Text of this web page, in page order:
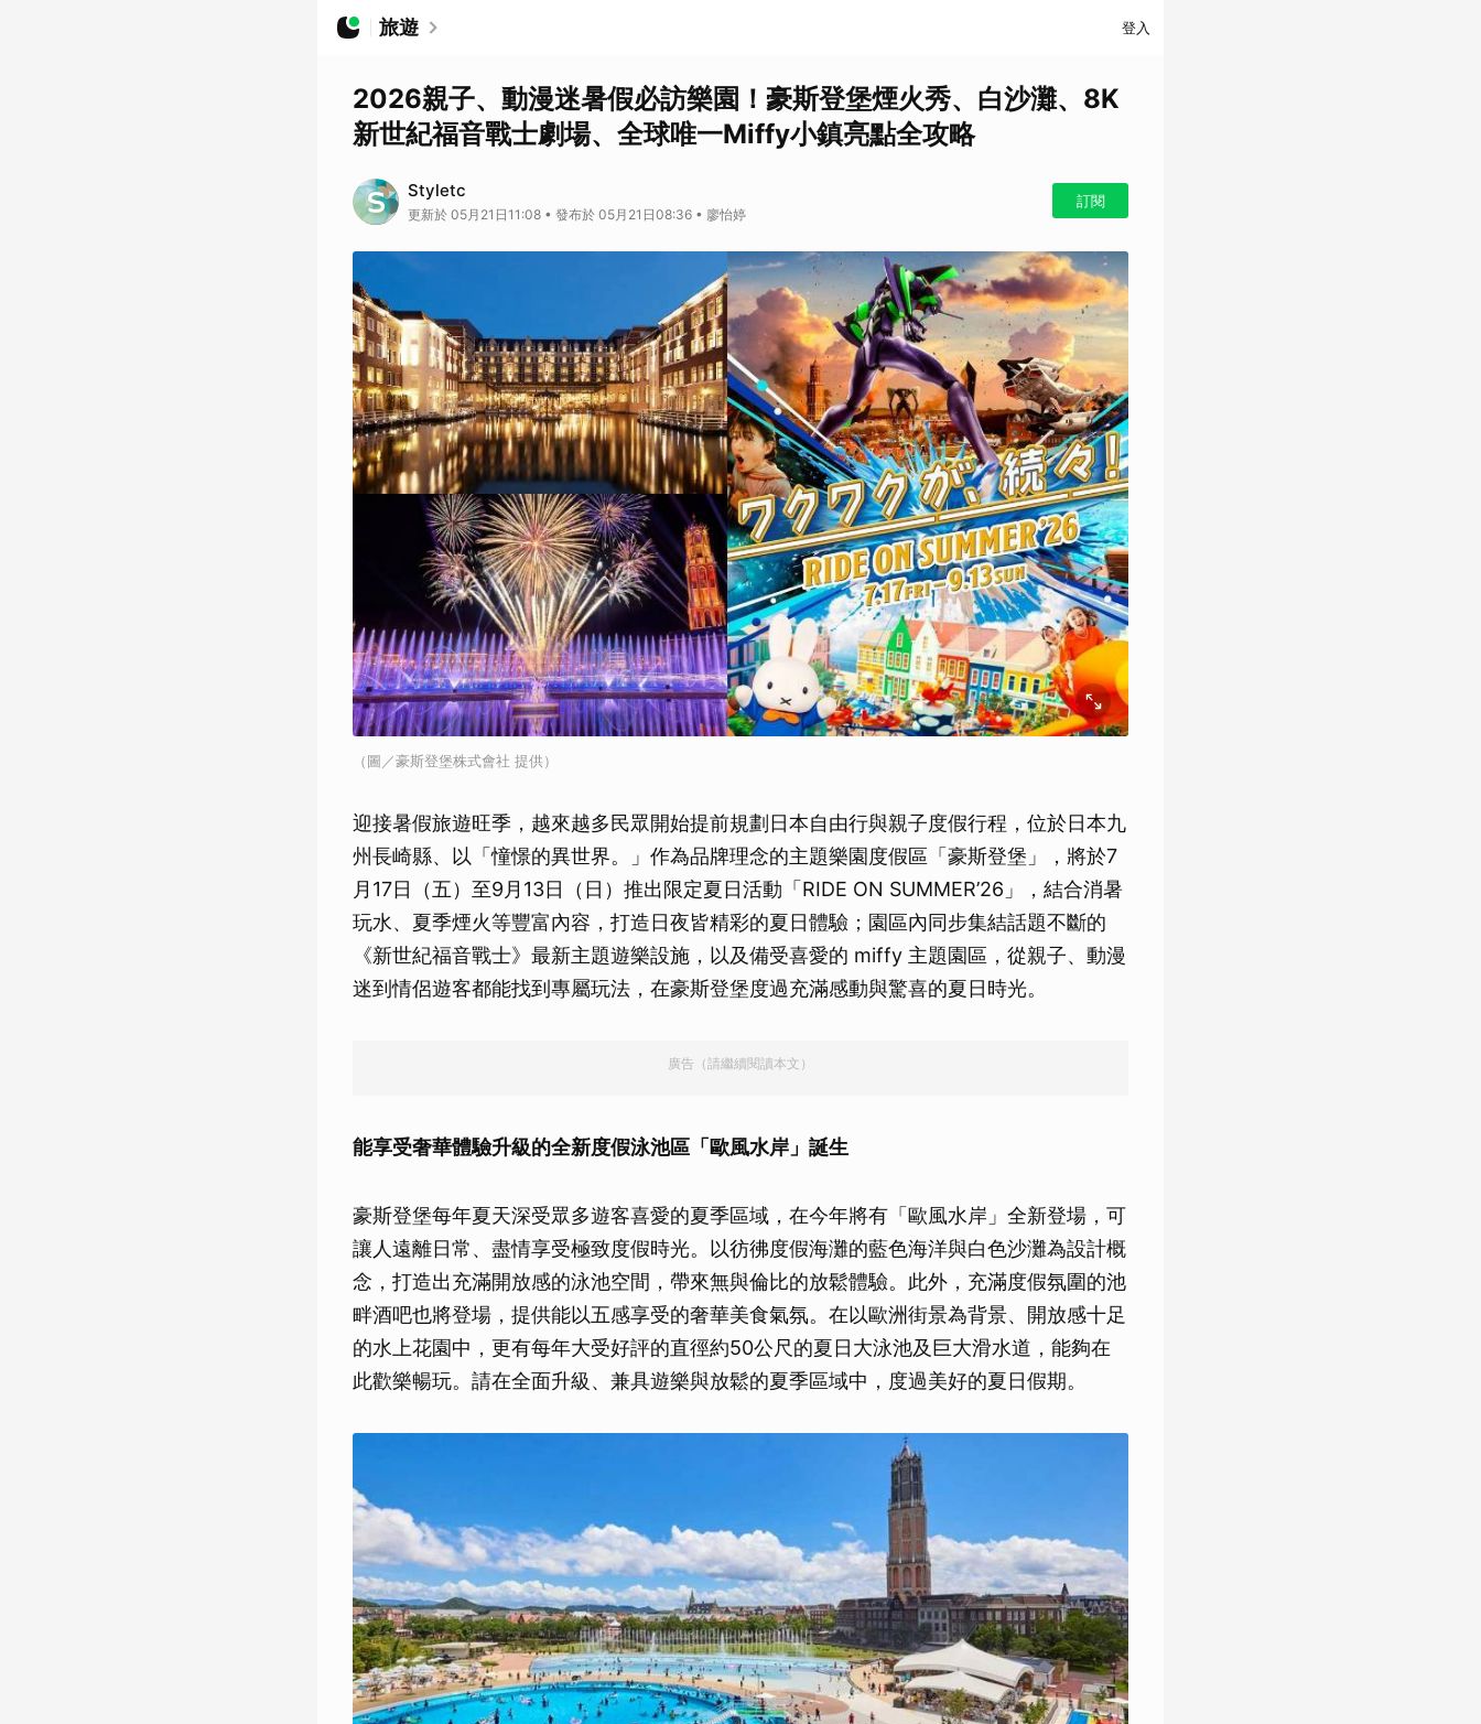
旅遊 登入
2026親子、動漫迷暑假必訪樂園！豪斯登堡煙火秀、白沙灘、8K
新世紀福音戰士劇場、全球唯一Miffy小鎮亮點全攻略
Styletc
更新於 05月21日11:08 • 發布於 05月21日08:36 • 廖怡婷
訂閱
（圖／豪斯登堡株式會社 提供）
迎接暑假旅遊旺季，越來越多民眾開始提前規劃日本自由行與親子度假行程，位於日本九
州長崎縣、以「憧憬的異世界。」作為品牌理念的主題樂園度假區「豪斯登堡」，將於7
月17日（五）至9月13日（日）推出限定夏日活動「RIDE ON SUMMER’26」，結合消暑
玩水、夏季煙火等豐富內容，打造日夜皆精彩的夏日體驗；園區內同步集結話題不斷的
《新世紀福音戰士》最新主題遊樂設施，以及備受喜愛的 miffy 主題園區，從親子、動漫
迷到情侶遊客都能找到專屬玩法，在豪斯登堡度過充滿感動與驚喜的夏日時光。
廣告（請繼續閱讀本文）
能享受奢華體驗升級的全新度假泳池區「歐風水岸」誕生
豪斯登堡每年夏天深受眾多遊客喜愛的夏季區域，在今年將有「歐風水岸」全新登場，可
讓人遠離日常、盡情享受極致度假時光。以彷彿度假海灘的藍色海洋與白色沙灘為設計概
念，打造出充滿開放感的泳池空間，帶來無與倫比的放鬆體驗。此外，充滿度假氛圍的池
畔酒吧也將登場，提供能以五感享受的奢華美食氣氛。在以歐洲街景為背景、開放感十足
的水上花園中，更有每年大受好評的直徑約50公尺的夏日大泳池及巨大滑水道，能夠在
此歡樂暢玩。請在全面升級、兼具遊樂與放鬆的夏季區域中，度過美好的夏日假期。